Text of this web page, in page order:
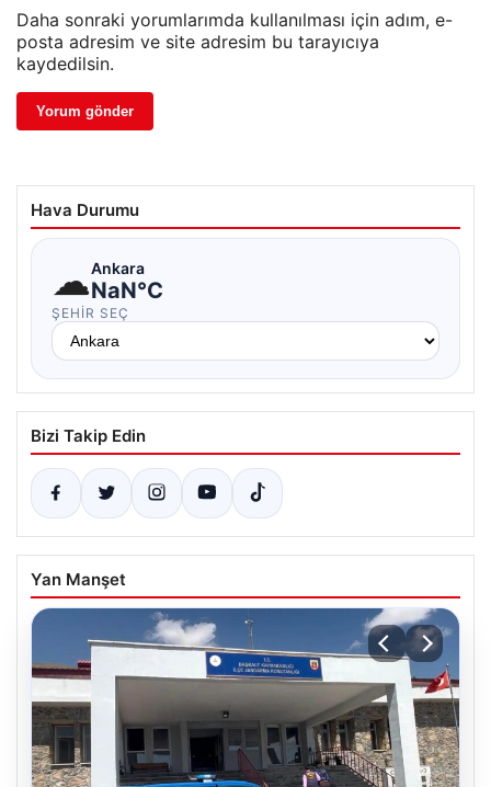
Daha sonraki yorumlarımda kullanılması için adım, e-
posta adresim ve site adresim bu tarayıcıya
kaydedilsin.
Hava Durumu
☁Ankara
NaN°C
ŞEHIR SEÇ
Bizi Takip Edin
Yan Manşet